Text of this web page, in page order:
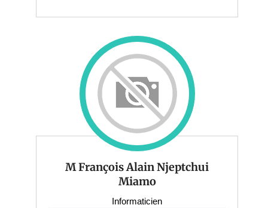
M François Alain Njeptchui
Miamo
Informaticien